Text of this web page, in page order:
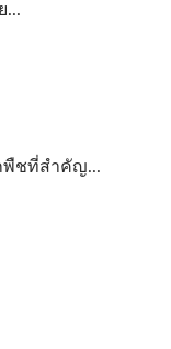
...
พืชที่สำคัญ...